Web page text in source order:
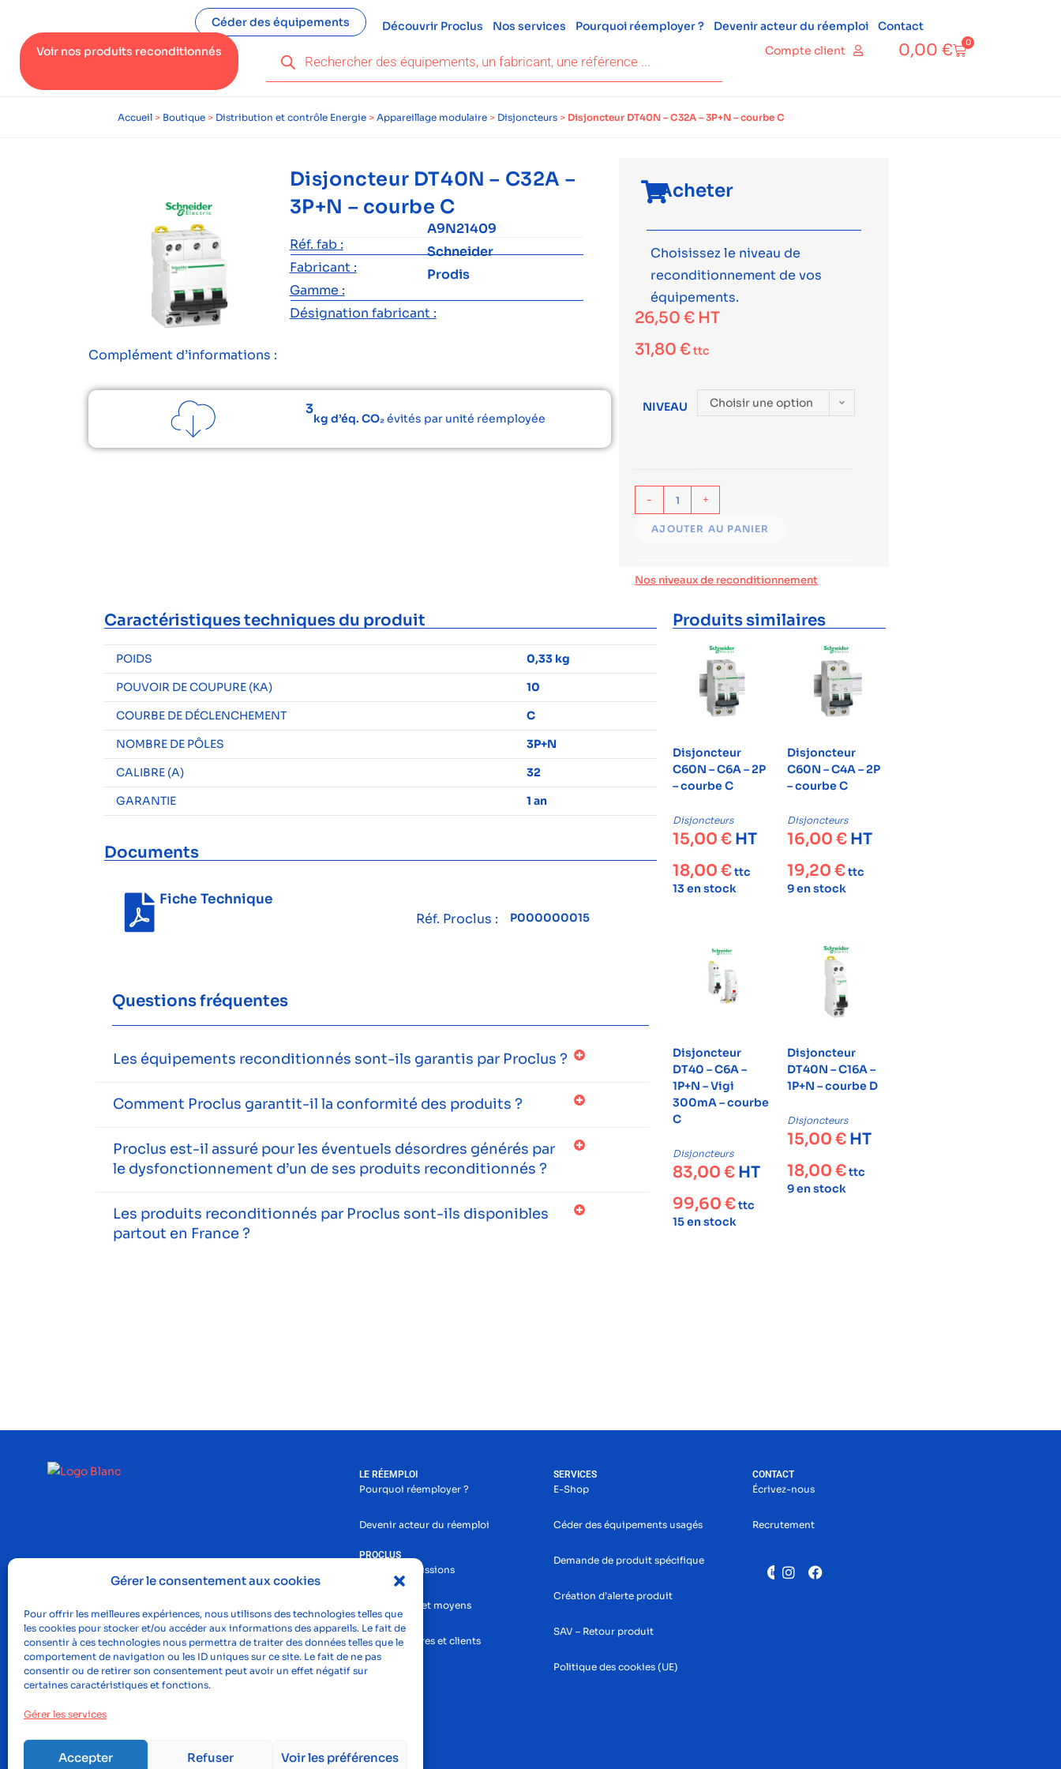
Gérer le consentement aux cookies
Pour offrir les meilleures expériences, nous utilisons des technologies telles que
les cookies pour stocker et/ou accéder aux informations des appareils. Le fait de
consentir à ces technologies nous permettra de traiter des données telles que le
comportement de navigation ou les ID uniques sur ce site. Le fait de ne pas
consentir ou de retirer son consentement peut avoir un effet négatif sur
certaines caractéristiques et fonctions.
Gérer les services
Accepter Refuser Voir les préférences
Céder des équipements Découvrir Proclus Nos services Pourquoi réemployer ? Devenir acteur du réemploi
Contact
Voir nos produits reconditionnés
Compte client 0,00 € 0
Accueil > Boutique > Distribution et contrôle Energie > Appareillage modulaire > Disjoncteurs > Disjoncteur DT40N – C32A – 3P+N – courbe C
Disjoncteur DT40N – C32A –
3P+N – courbe C
Réf. fab :
A9N21409
Fabricant :
Schneider
Gamme :
Prodis
Désignation fabricant :
Complément d’informations :
3
kg d’éq. CO₂évités par unité réemployée
Acheter
Choisissez le niveau de
reconditionnement de vos
équipements.
26,50€ HT
31,80€ttc
NIVEAU Choisir une option
- +
AJOUTER AU PANIER
Nos niveaux de reconditionnement
Caractéristiques techniques du produit
POIDS
0,33 kg
POUVOIR DE COUPURE (KA)
10
COURBE DE DÉCLENCHEMENT
C
NOMBRE DE PÔLES
3P+N
CALIBRE (A)
32
GARANTIE
1 an
Documents
Fiche Technique
Réf. Proclus :
P000000015
Questions fréquentes
Les équipements reconditionnés sont-ils garantis par Proclus ?
Comment Proclus garantit-il la conformité des produits ?
Proclus est-il assuré pour les éventuels désordres générés par
le dysfonctionnement d’un de ses produits reconditionnés ?
Les produits reconditionnés par Proclus sont-ils disponibles
partout en France ?
Produits similaires
Disjoncteur
C60N – C6A – 2P
– courbe C
Disjoncteurs
15,00 € HT
18,00 €ttc
13 en stock
Disjoncteur
C60N – C4A – 2P
– courbe C
Disjoncteurs
16,00 € HT
19,20 €ttc
9 en stock
Disjoncteur
DT40 – C6A –
1P+N – Vigi
300mA – courbe
C
Disjoncteurs
83,00 € HT
99,60 €ttc
15 en stock
Disjoncteur
DT40N – C16A –
1P+N – courbe D
Disjoncteurs
15,00 € HT
18,00 €ttc
9 en stock
LE RÉEMPLOI
Pourquoi réemployer ?
Devenir acteur du réemploi
PROCLUS
Histoire et missions
Nos services et moyens
Nos partenaires et clients
SERVICES
E-Shop
Céder des équipements usagés
Demande de produit spécifique
Création d’alerte produit
SAV – Retour produit
Politique des cookies (UE)
CONTACT
Écrivez-nous
Recrutement